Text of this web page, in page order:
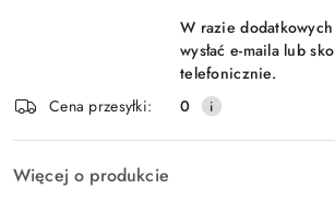
W razie
wysłać e-maila lub
telefonicznie.
Cena przesyłki:
0
Więcej o produkcie